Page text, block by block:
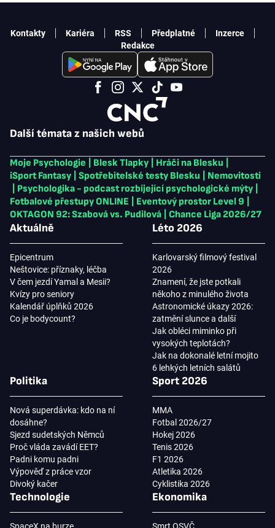
Další témata z našich webů
Moje Psychologie Blesk Tlapky Hráči na Blesku
iSport Fantasy
Spotřebitelské testy Blesku
Nemovitosti
Psychologika - podcast rozbíjející psychologické mýty
Fotbalové přestupy ONLINE
Eventový prostor Level 9
OKTAGON 92: Szabová vs. Pudilová
Chance Liga 2026/27
Aktuálně
Epicentrum
Neštovice: příznaky, léčba
V čem jezdí Yamal a Mesii?
Kvízy pro seniory
Kalendář úplňků 2026
Co je bodycount?
Léto 2026
Karlovarský filmový festival
2026
Znamení, že jste potkali
někoho z minulého života
Astronomické úkazy 2026:
zatmění slunce a další
Jak obléci miminko při
vysokých teplotách?
Jak na dokonalé letní mojito
6 lehkých letních salátů
Politika
Nová superdávka: kdo na ní
dosáhne?
Sjezd sudetských Němců
Proč vláda zavádí EET?
Padni komu padni
Výpověď z práce vzor
Divoký kačer
Sport 2026
MMA
Fotbal 2026/27
Hokej 2026
Tenis 2026
F1 2026
Atletika 2026
Cyklistika 2026
Technologie Ekonomika
Kontakty Kariéra RSS Předplatné
Inzerce
Redakce